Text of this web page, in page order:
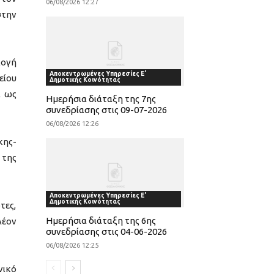
ως
06/08/2026 12:27
Αποκεντρωμένες Υπηρεσίες Ε'
Δημοτικής Κοινότητας
Ημερήσια διάταξη της 7ης
συνεδρίασης στις 09-07-2026
06/08/2026 12:26
Αποκεντρωμένες Υπηρεσίες Ε'
Δημοτικής Κοινότητας
Ημερήσια διάταξη της 6ης
συνεδρίασης στις 04-06-2026
06/08/2026 12:25